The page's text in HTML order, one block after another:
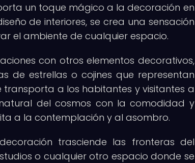
un toque mágico a la decoración en
de interiores, se crea una sensación
el ambiente de cualquier espacio.
con otros elementos decorativos,
de estrellas o cojines que representan
a los habitantes y visitantes a
del cosmos con la comodidad y
a la contemplación y al asombro.
trasciende las fronteras del
o cualquier otro espacio donde se